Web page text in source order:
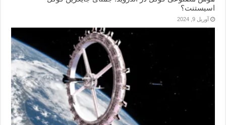
اسیستنت؟
آوریل 9, 2024